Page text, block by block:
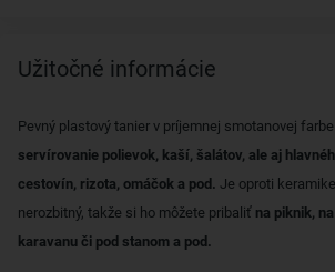
Užitočné informácie
Pevný plastový tanier v príjemnej smotanovej
servírovanie polievok, kaší, šalátov, ale aj
cestovín, rizota, omáčok a pod. Je oproti
nerozbitný, takže si ho môžete pribaliť na piknik,
karavanu či pod stanom a pod.